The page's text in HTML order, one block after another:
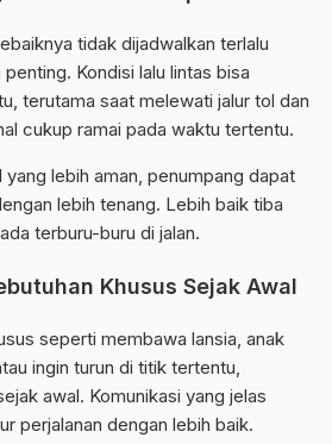
tidak dijadwalkan terlalu
Kondisi lalu lintas bisa
terutama saat melewati jalur tol dan
cukup ramai pada waktu tertentu.
yang lebih aman, penumpang dapat
lebih tenang. Lebih baik tiba
terburu-buru di jalan.
Khusus Sejak Awal
seperti membawa lansia, anak
ingin turun di titik tertentu,
awal. Komunikasi yang jelas
perjalanan dengan lebih baik.